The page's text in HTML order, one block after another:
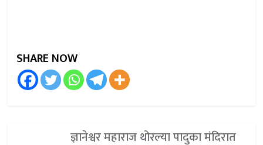
SHARE NOW
ज्ञानेश्वर महाराज थोरल्या पादुका मंदिरात